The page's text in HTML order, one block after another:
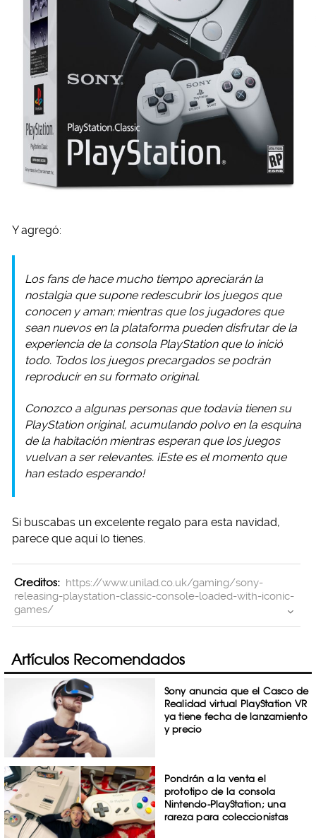
Y agregó:
Los fans de hace mucho tiempo apreciarán la
nostalgia que supone redescubrir los juegos que
conocen y aman; mientras que los jugadores que
sean nuevos en la plataforma pueden disfrutar de la
experiencia de la consola PlayStation que lo inició
todo. Todos los juegos precargados se podrán
reproducir en su formato original.
Conozco a algunas personas que todavía tienen su
PlayStation original, acumulando polvo en la esquina
de la habitación mientras esperan que los juegos
vuelvan a ser relevantes. ¡Este es el momento que
han estado esperando!
Si buscabas un excelente regalo para esta navidad,
parece que aquí lo tienes.
Creditos: https://www.unilad.co.uk/gaming/sony-
releasing-playstation-classic-console-loaded-with-iconic-
games/
Artículos Recomendados
Sony anuncia que el Casco de
Realidad virtual PlayStation VR
ya tiene fecha de lanzamiento
y precio
Pondrán a la venta el
prototipo de la consola
Nintendo-PlayStation; una
rareza para coleccionistas